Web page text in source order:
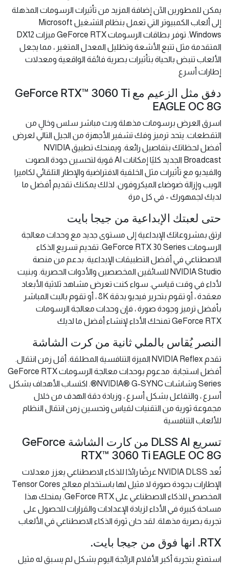
يمكن للمطورين الآن إضافة المزيد من تأثيرات الرسومات المذهلة
إلى ألعاب الكمبيوتر التي تعمل بنظام التشغيل Microsoft
Windows. توفر بطاقات الرسومات GeForce RTX ميزات DX12
المتقدمة مثل تتبع الأشعة وتظليل المعدل المتغير ، مما يجعل
الألعاب تنبض بالحياة بتأثيرات بصرية فائقة الواقعية ومعدلات
إطارات أسرع
دفق مثل الزعيم مع GeForce RTX™ 3060 Ti
EAGLE OC 8G
اسرق العرض برسومات مذهلة وبث مباشر سلس وخالٍ من
التقطعات. يتحد ترميز وفك تشفير الأجهزة من الجيل التالي لعرض
أفضل لحظاتك بتفاصيل رائعة. ويمنحك تطبيق NVIDIA
Broadcast الجديد كليًا إمكانات AI قوية لتحسين جودة الصوت
والفيديو مع تأثيرات مثل الخلفية الافتراضية والإطار التلقائي لكاميرا
الويب وإزالة ضوضاء الميكروفون. لذلك يمكنك تقديم أفضل ما
لديك لجمهورك - في كل مرة
حتى لعبتك الإبداعية من جيجا بايت
ارتق بمشروعاتك الإبداعية إلى مستوى جديد مع وحدات معالجة
الرسومات GeForce RTX 30 Series. تقديم تسريع الذكاء
الاصطناعي في أفضل التطبيقات الإبداعية. بدعم من منصة
NVIDIA Studio للسائقين المخصصين والأدوات الحصرية. وبنيت
لأداء في وقت قياسي. سواء كنت تعرض مشاهد ثلاثية الأبعاد
معقدة ، أو تقوم بتحرير فيديو بدقة 8K ، أو تقوم بالبث المباشر
بأفضل ترميز وجودة صورة ، فإن وحدات معالجة الرسومات
GeForce RTX تمنحك الأداء لإنشاء أفضل ما لديك
النصر يُقاس بالملي ثانية من كرت الشاشة
تقدم NVIDIA Reflex الميزة التنافسية المطلقة. أقل زمن انتقال.
أفضل استجابة. مدعوم بوحدات معالجة الرسومات GeForce RTX
Series وشاشات NVIDIA® G-SYNC®. اكتساب الأهداف بشكل
أسرع ، والتفاعل بشكل أسرع ، وزيادة دقة الهدف من خلال
مجموعة ثورية من التقنيات لقياس وتحسين زمن انتقال النظام
للألعاب التنافسية
تسريع DLSS AI من كارت الشاشة GeForce
RTX™ 3060 Ti EAGLE OC 8G
تُعد NVIDIA DLSS عرضًا رائدًا للذكاء الاصطناعي يعزز معدلات
الإطارات بجودة صورة لا مثيل لها باستخدام معالج Tensor Cores
المخصص للذكاء الاصطناعي على GeForce RTX. يمنحك هذا
مساحة كبيرة في الأداء لزيادة الإعدادات والقرارات للحصول على
تجربة بصرية مذهلة. لقد حان ثورة الذكاء الاصطناعي في الألعاب
RTX. انها فوق من جيجا بايت.
استمتع بتجربة أكبر الأفلام الرائجة اليوم بشكل لم يسبق له مثيل